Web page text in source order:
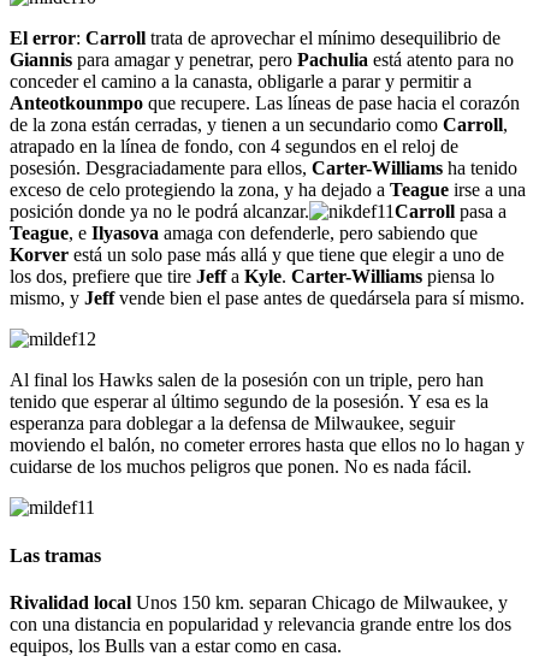
El error: Carroll trata de aprovechar el mínimo desequilibrio de
Giannis para amagar y penetrar, pero Pachulia está atento para no
conceder el camino a la canasta, obligarle a parar y permitir a
Anteotkounmpo que recupere. Las líneas de pase hacia el corazón
de la zona están cerradas, y tienen a un secundario como Carroll,
atrapado en la línea de fondo, con 4 segundos en el reloj de
posesión. Desgraciadamente para ellos, Carter-Williams ha tenido
exceso de celo protegiendo la zona, y ha dejado a Teague irse a una
posición donde ya no le podrá alcanzar.
Carroll pasa a
Teague, e Ilyasova amaga con defenderle, pero sabiendo que
Korver está un solo pase más allá y que tiene que elegir a uno de
los dos, prefiere que tire Jeffa Kyle. Carter-Williams piensa lo
mismo, y Jeffvende bien el pase antes de quedársela para sí mismo.
Al final los Hawks salen de la posesión con un triple, pero han
tenido que esperar al último segundo de la posesión. Y esa es la
esperanza para doblegar a la defensa de Milwaukee, seguir
moviendo el balón, no cometer errores hasta que ellos no lo hagan y
cuidarse de los muchos peligros que ponen. No es nada fácil.
Las tramas
Rivalidad local Unos 150 km. separan Chicago de Milwaukee, y
con una distancia en popularidad y relevancia grande entre los dos
equipos, los Bulls van a estar como en casa.